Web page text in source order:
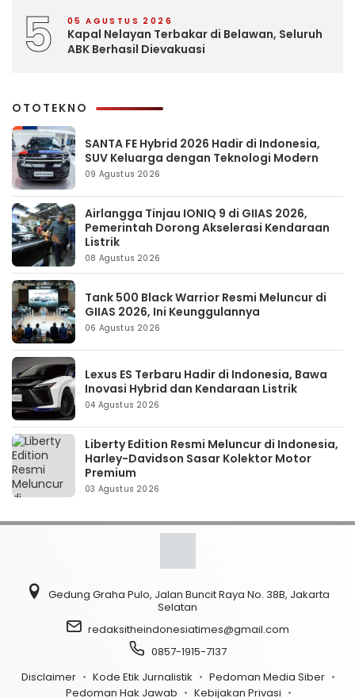
5 05 AGUSTUS 2026
Kapal Nelayan Terbakar di Belawan, Seluruh
ABK Berhasil Dievakuasi
OTOTEKNO
SANTA FE Hybrid 2026 Hadir di Indonesia,
SUV Keluarga dengan Teknologi Modern
09 Agustus 2026
Airlangga Tinjau IONIQ 9 di GIIAS 2026,
Pemerintah Dorong Akselerasi Kendaraan
Listrik
08 Agustus 2026
Tank 500 Black Warrior Resmi Meluncur di
GIIAS 2026, Ini Keunggulannya
06 Agustus 2026
Lexus ES Terbaru Hadir di Indonesia, Bawa
Inovasi Hybrid dan Kendaraan Listrik
04 Agustus 2026
Liberty Edition Resmi Meluncur di Indonesia,
Harley-Davidson Sasar Kolektor Motor
Premium
03 Agustus 2026
Gedung Graha Pulo, Jalan Buncit Raya No. 38B, Jakarta
Selatan
redaksitheindonesiatimes@gmail.com
0857-1915-7137
Disclaimer
Kode Etik Jurnalistik
Pedoman Media Siber
Pedoman Hak Jawab
Kebijakan Privasi